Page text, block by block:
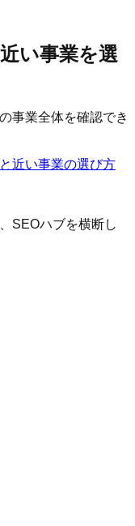
い事業を選
事業全体を確認でき
と近い事業の選び方
SEOハブを横断し